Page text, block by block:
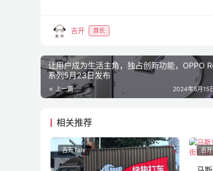
吉开 酋长
让用户成为生活主角，独占创新功能，OPPO
系列5月23日发布
上一篇 2024年5月15
相关推荐
吉开Talk 吉